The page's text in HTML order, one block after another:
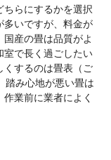
らにするかを選択
多いですが、料金が
産の畳は品質がよ
室で長く過ごしたい
するのは畳表（ご
踏み心地が悪い畳は
業前に業者によく